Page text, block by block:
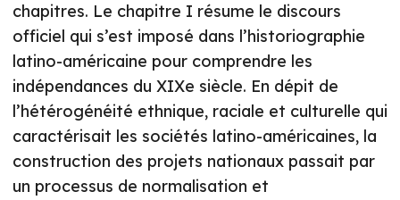
chapitres. Le chapitre I résume le discours
officiel qui s’est imposé dans l’historiographie
latino-américaine pour comprendre les
indépendances du XIXe siècle. En dépit de
l’hétérogénéité ethnique, raciale et culturelle qui
caractérisait les sociétés latino-américaines, la
construction des projets nationaux passait par
un processus de normalisation et